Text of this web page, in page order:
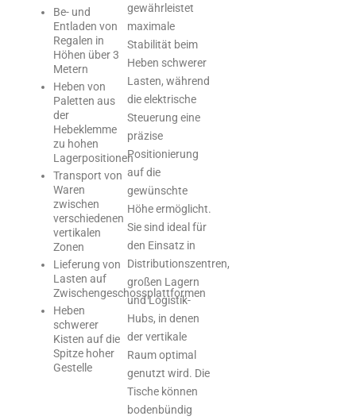
Be- und
Entladen von
Regalen in
Höhen über 3
Metern
Heben von
Paletten aus
der
Hebeklemme
zu hohen
Lagerpositionen
Transport von
Waren
zwischen
verschiedenen
vertikalen
Zonen
Lieferung von
Lasten auf
Zwischengeschossplattformen
Heben
schwerer
Kisten auf die
Spitze hoher
Gestelle
gewährleistet
maximale
Stabilität beim
Heben schwerer
Lasten, während
die elektrische
Steuerung eine
präzise
Positionierung
auf die
gewünschte
Höhe ermöglicht.
Sie sind ideal für
den Einsatz in
Distributionszentren,
großen Lagern
und Logistik-
Hubs, in denen
der vertikale
Raum optimal
genutzt wird. Die
Tische können
bodenbündig